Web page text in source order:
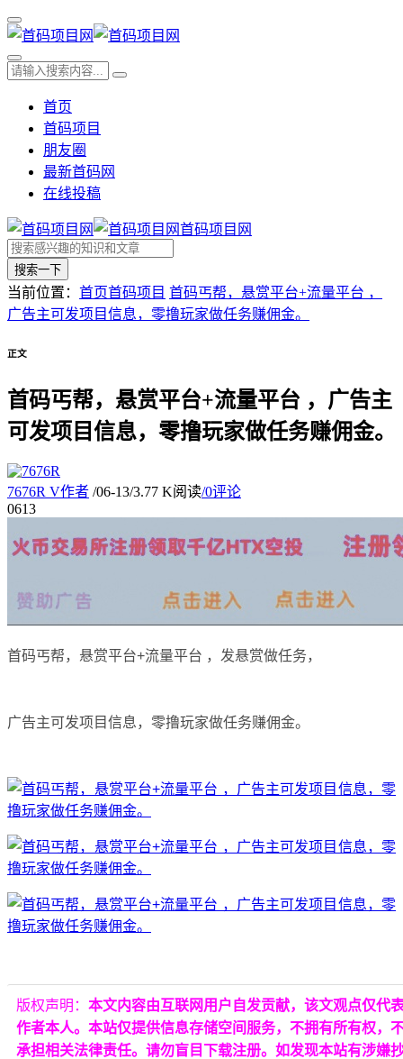
首页
首码项目
朋友圈
最新首码网
在线投稿
首码项目网
搜索一下
当前位置： 首页首码项目 首码丐帮，悬赏平台+流量平台 ，
广告主可发项目信息，零撸玩家做任务赚佣金。
正文
首码丐帮，悬赏平台+流量平台 ，广告主
可发项目信息，零撸玩家做任务赚佣金。
7676R V作者 /06-13/3.77 K阅读/0评论
0613
首码丐帮，悬赏平台+流量平台 ，发悬赏做任务，
广告主可发项目信息，零撸玩家做任务赚佣金。
版权声明： 本文内容由互联网用户自发贡献，该文观点仅代
作者本人。本站仅提供信息存储空间服务，不拥有所有权，
承担相关法律责任。请勿盲目下载注册。如发现本站有涉嫌